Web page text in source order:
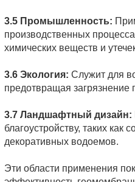
3.5 Промышленность:
производственных
химических веществ и
3.6 Экология: Служит для
предотвращая
3.7 Ландшафтный дизайн:
благоустройству, таких как
декоративных водоемов.
Эти области применения